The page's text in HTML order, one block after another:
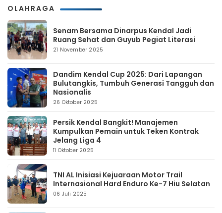
OLAHRAGA
Senam Bersama Dinarpus Kendal Jadi
Ruang Sehat dan Guyub Pegiat Literasi
21 November 2025
Dandim Kendal Cup 2025: Dari Lapangan
Bulutangkis, Tumbuh Generasi Tangguh dan
Nasionalis
26 Oktober 2025
Persik Kendal Bangkit! Manajemen
Kumpulkan Pemain untuk Teken Kontrak
Jelang Liga 4
11 Oktober 2025
TNI AL Inisiasi Kejuaraan Motor Trail
Internasional Hard Enduro Ke-7 Hiu Selatan
06 Juli 2025